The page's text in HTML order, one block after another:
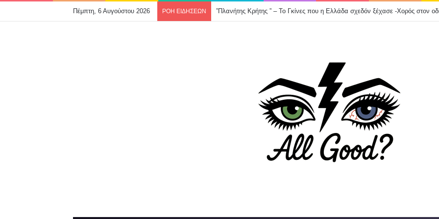
Πέμπτη, 6 Αυγούστου 2026 ΡΟΗ ΕΙΔΗΣΕΩΝ